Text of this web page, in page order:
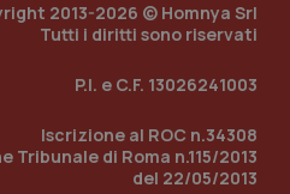
2013-2026 © Homnya Srl
Tutti i diritti sono riservati
P.I. e C.F. 13026241003
Iscrizione al ROC n.34308
Tribunale di Roma n.115/2013
del 22/05/2013